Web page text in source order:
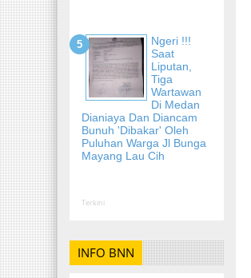
Ngeri !!!
Saat
Liputan,
Tiga
Wartawan
Di Medan
Dianiaya Dan Diancam
Bunuh 'Dibakar' Oleh
Puluhan Warga Jl Bunga
Mayang Lau Cih
Terkini
INFO BNN